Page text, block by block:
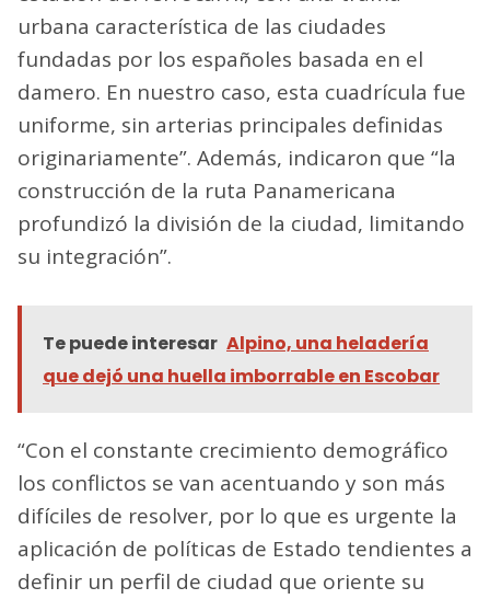
urbana característica de las ciudades
fundadas por los españoles basada en el
damero. En nuestro caso, esta cuadrícula fue
uniforme, sin arterias principales definidas
originariamente”. Además, indicaron que “la
construcción de la ruta Panamericana
profundizó la división de la ciudad, limitando
su integración”.
Te puede interesar Alpino, una heladería
que dejó una huella imborrable en Escobar
“Con el constante crecimiento demográfico
los conflictos se van acentuando y son más
difíciles de resolver, por lo que es urgente la
aplicación de políticas de Estado tendientes a
definir un perfil de ciudad que oriente su